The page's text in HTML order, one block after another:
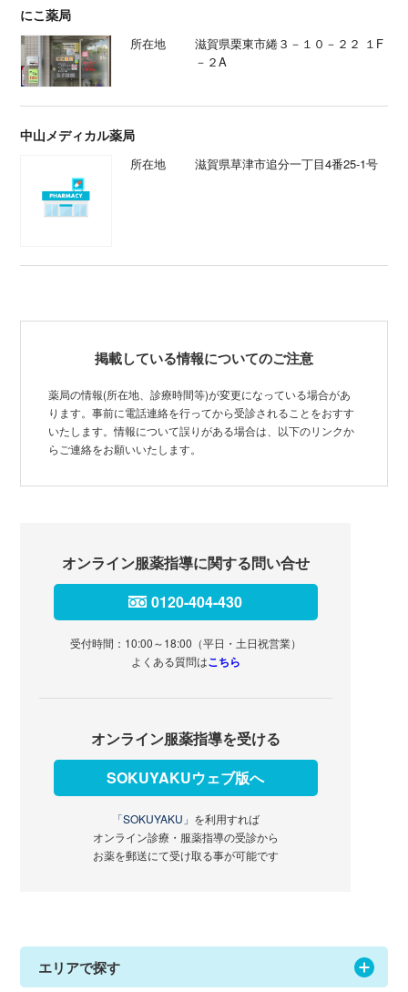
にこ薬局
所在地
滋賀県栗東市綣３－１０－２２ １F
－２A
中山メディカル薬局
所在地 滋賀県草津市追分一丁目4番25-1号
掲載している情報についてのご注意
薬局の情報(所在地、診療時間等)が変更になっている場合があ
ります。事前に電話連絡を行ってから受診されることをおすす
いたします。情報について誤りがある場合は、以下のリンクか
らご連絡をお願いいたします。
オンライン服薬指導に関する問い合せ
0120-404-430
受付時間：10:00～18:00（平日・土日祝営業）
よくある質問はこちら
オンライン服薬指導を受ける
SOKUYAKUウェブ版へ
「SOKUYAKU」 を利用すれば
オンライン診療・服薬指導の受診から
お薬を郵送にて受け取る事が可能です
エリアで探す